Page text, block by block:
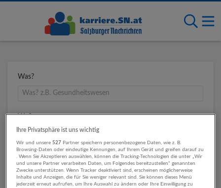
Was?
Wo?
Umkreis
Ihre Privatsphäre ist uns wichtig
Wir und unsere527 Partner speichern personenbezogene Daten, wie z. B.
Browsing-Daten oder eindeutige Kennungen, auf Ihrem Gerät und greifen darauf zu
. Wenn Sie Akzeptieren auswählen, können die Tracking-Technologien die unter „Wir
und unsere Partner verarbeiten Daten, um Folgendes bereitzustellen“ genannten
Zwecke unterstützen. Wenn Tracker deaktiviert sind, erscheinen möglicherweise
Inhalte und Anzeigen, die für Sie weniger relevant sind. Sie können dieses Menü
jederzeit erneut aufrufen, um Ihre Auswahl zu ändern oder Ihre Einwilligung zu